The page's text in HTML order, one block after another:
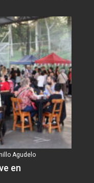
Agudelo
en